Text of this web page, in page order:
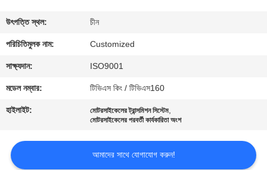
মান
নিয়ন্ত্রণ
উদ্ধৃতির
জন্য
সাইট
উৎপত্তি স্থল: চীন
পরিচিতিমুলক নাম: Customized
সাক্ষ্যদান: ISO9001
মডেল নম্বার: টিভিএস কিং / টিভিএস160
হাইলাইট: মোটরসাইকেলের ট্রান্সমিশন সিস্টেম,
মোটরসাইকেলের পরবর্তী কার্যকারিতা অংশ
আমাদের সাথে যোগাযোগ করুন!